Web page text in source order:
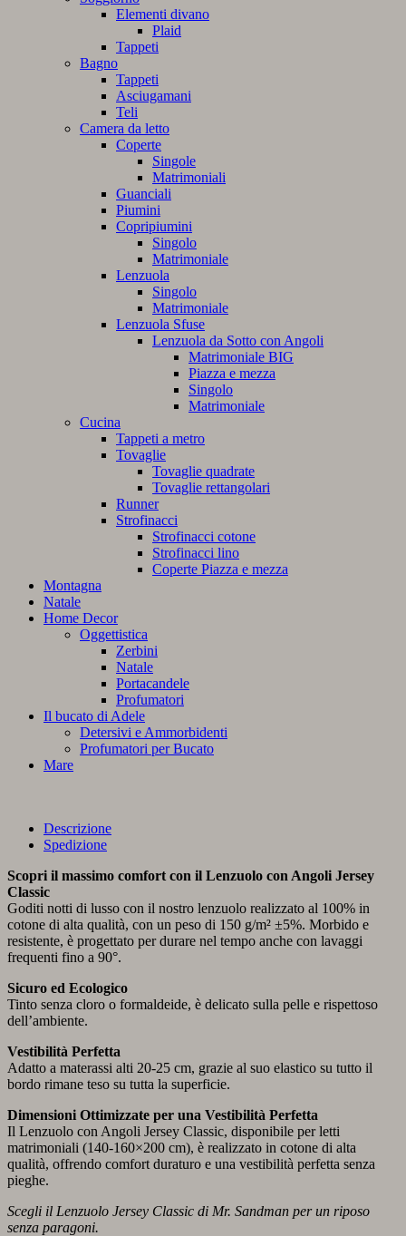
Elementi divano
Plaid
Tappeti
Bagno
Tappeti
Asciugamani
Teli
Camera da letto
Coperte
Singole
Matrimoniali
Guanciali
Piumini
Copripiumini
Singolo
Matrimoniale
Lenzuola
Singolo
Matrimoniale
Lenzuola Sfuse
Lenzuola da Sotto con Angoli
Matrimoniale BIG
Piazza e mezza
Singolo
Matrimoniale
Cucina
Tappeti a metro
Tovaglie
Tovaglie quadrate
Tovaglie rettangolari
Runner
Strofinacci
Strofinacci cotone
Strofinacci lino
Coperte Piazza e mezza
Montagna
Natale
Home Decor
Oggettistica
Zerbini
Natale
Portacandele
Profumatori
Il bucato di Adele
Detersivi e Ammorbidenti
Profumatori per Bucato
Mare
Descrizione
Spedizione
Scopri il massimo comfort con il Lenzuolo con Angoli Jersey
Classic
Goditi notti di lusso con il nostro lenzuolo realizzato al 100% in
cotone di alta qualità, con un peso di 150 g/m² ±5%. Morbido e
resistente, è progettato per durare nel tempo anche con lavaggi
frequenti fino a 90°.
Sicuro ed Ecologico
Tinto senza cloro o formaldeide, è delicato sulla pelle e rispettoso
dell’ambiente.
Vestibilità Perfetta
Adatto a materassi alti 20-25 cm, grazie al suo elastico su tutto il
bordo rimane teso su tutta la superficie.
Dimensioni Ottimizzate per una Vestibilità Perfetta
Il Lenzuolo con Angoli Jersey Classic, disponibile per letti
matrimoniali (140-160×200 cm), è realizzato in cotone di alta
qualità, offrendo comfort duraturo e una vestibilità perfetta senza
pieghe.
Scegli il Lenzuolo Jersey Classic di Mr. Sandman per un riposo
senza paragoni.